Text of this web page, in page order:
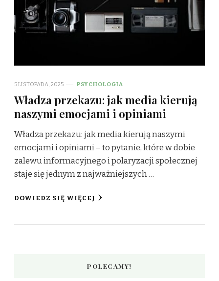
5 LISTOPADA, 2025 PSYCHOLOGIA
Władza przekazu: jak media kierują
naszymi emocjami i opiniami
Władza przekazu: jak media kierują naszymi
emocjami i opiniami – to pytanie, które w dobie
zalewu informacyjnego i polaryzacji społecznej
staje się jednym z najważniejszych …
DOWIEDZ SIĘ WIĘCEJ
POLECAMY!